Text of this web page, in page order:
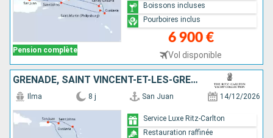
Pension complète
6 900 €
Vol disponible
Boissons incluses
Pourboires inclus
GRENADE, SAINT VINCENT-ET-LES-GRENADINES, SAINTE-LUCIE, FRANCE, ÉTATS-UNIS, PORTO RICO
Ilma 8 j San Juan 14/12/2026
Service Luxe Ritz-Carlton
Restauration raffinée